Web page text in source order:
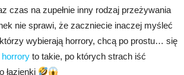
czas na zupełnie inny rodzaj przeżywania
nie sprawi, że zaczniecie inaczej myśleć
wybierają horrory, chcą po prostu… się
horrory to takie, po których strach iść
łazienki